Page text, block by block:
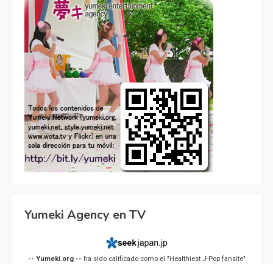
Yumeki Agency en TV
-- Yumeki.org -- ha sido calificado como el "Healthiest J-Pop fansite"